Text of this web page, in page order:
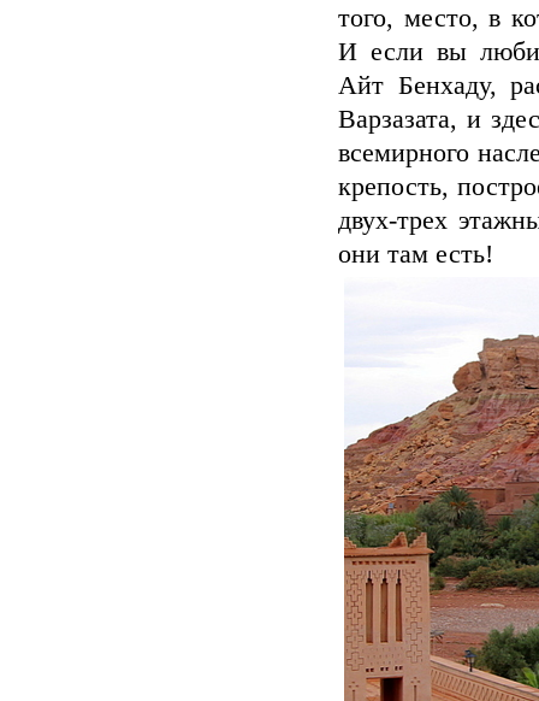
того, место, в
И если вы
Айт Бенхаду,
Варзазата, и
всемирного
крепость,
двух-трех
они там есть!